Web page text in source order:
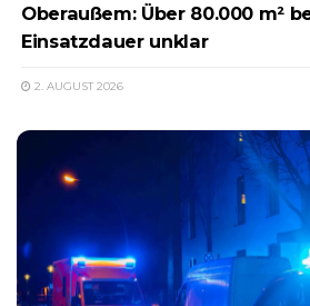
Oberaußem: Über 80.000 m²
Einsatzdauer unklar
2. AUGUST 2026